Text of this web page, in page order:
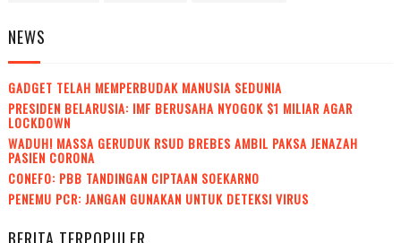
NEWS
GADGET TELAH MEMPERBUDAK MANUSIA SEDUNIA
PRESIDEN BELARUSIA: IMF BERUSAHA NYOGOK $1 MILIAR AGAR
LOCKDOWN
WADUH! MASSA GERUDUK RSUD BREBES AMBIL PAKSA JENAZAH
PASIEN CORONA
CONEFO: PBB TANDINGAN CIPTAAN SOEKARNO
PENEMU PCR: JANGAN GUNAKAN UNTUK DETEKSI VIRUS